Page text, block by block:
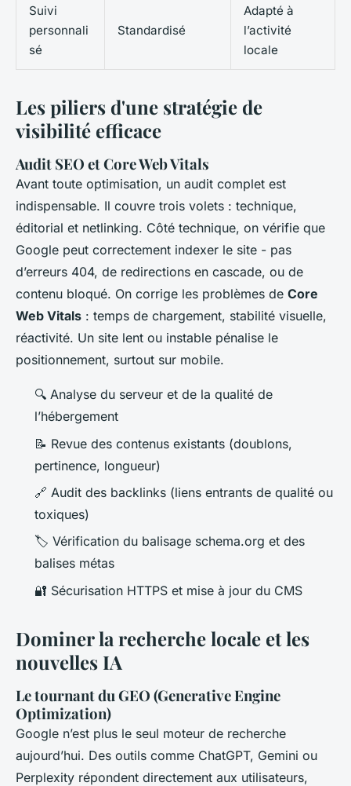
Suivi
personnali
sé
Standardisé
Adapté à
l’activité
locale
Les piliers d'une stratégie de
visibilité efficace
Audit SEO et Core Web Vitals
Avant toute optimisation, un audit complet est
indispensable. Il couvre trois volets : technique,
éditorial et netlinking. Côté technique, on vérifie que
Google peut correctement indexer le site - pas
d’erreurs 404, de redirections en cascade, ou de
contenu bloqué. On corrige les problèmes de Core
Web Vitals : temps de chargement, stabilité visuelle,
réactivité. Un site lent ou instable pénalise le
positionnement, surtout sur mobile.
🔍 Analyse du serveur et de la qualité de
l’hébergement
📝 Revue des contenus existants (doublons,
pertinence, longueur)
🔗 Audit des backlinks (liens entrants de qualité ou
toxiques)
🏷️ Vérification du balisage schema.org et des
balises métas
🔐 Sécurisation HTTPS et mise à jour du CMS
Dominer la recherche locale et les
nouvelles IA
Le tournant du GEO (Generative Engine
Optimization)
Google n’est plus le seul moteur de recherche
aujourd’hui. Des outils comme ChatGPT, Gemini ou
Perplexity répondent directement aux utilisateurs,